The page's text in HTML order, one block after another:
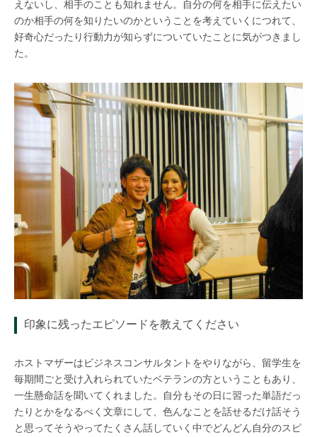
えないし、相手のことも知れません。自分の何を相手に伝えたい
のか相手の何を知りたいのかということを考えていくにつれて、
好奇心だったり行動力が知らずについていたことに気がつきまし
た。
印象に残ったエピソードを教えてください
ホストマザーはビジネスコンサルタントをやりながら、留学生を
毎期間ごと受け入れられていたベテランの方ということもあり、
一生懸命話を聞いてくれました。自分もその日に習った単語だっ
たりとかをなるべく文章にして、色んなことを話せるだけ話そう
と思ってそうやってたくさん話していく中でどんどん自分のスピ